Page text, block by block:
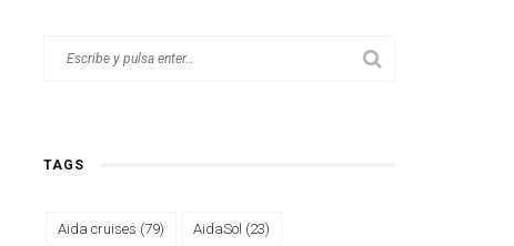
TAGS
Aida cruises (79) AidaSol (23)